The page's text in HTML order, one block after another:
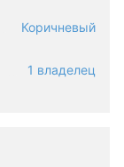
Коричневый
1 владелец